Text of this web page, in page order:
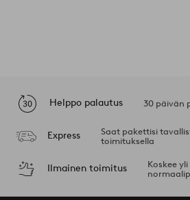
Helppo palautus 30 päivän
Express
Saat pakettisi
toimituksella
Ilmainen toimitus
Koskee yli